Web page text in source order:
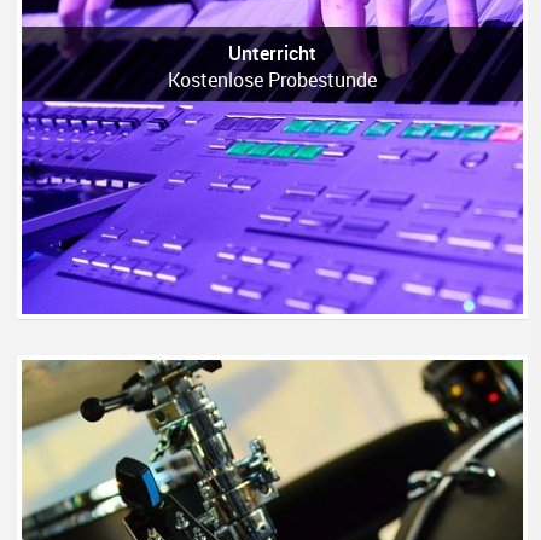
Unterricht
Kostenlose Probestunde